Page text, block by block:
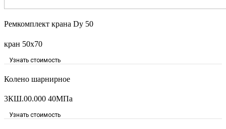
Ремкомплект крана Dy 50
кран 50х70
Узнать стоимость
Колено шарнирное
3КШ.00.000 40МПа
Узнать стоимость